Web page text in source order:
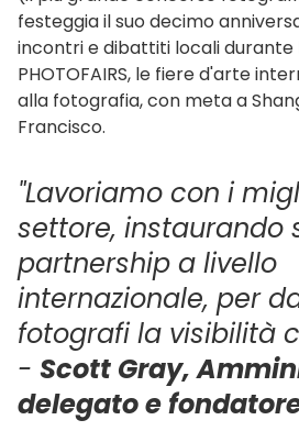
festeggia il suo decimo
incontri e dibattiti locali durante
PHOTOFAIRS, le fiere d'arte
alla fotografia, con meta a
Francisco.
"Lavoriamo con i
settore, instaurando
partnership a livello
internazionale, per
fotografi la visibilità
- Scott Gray,
delegato e